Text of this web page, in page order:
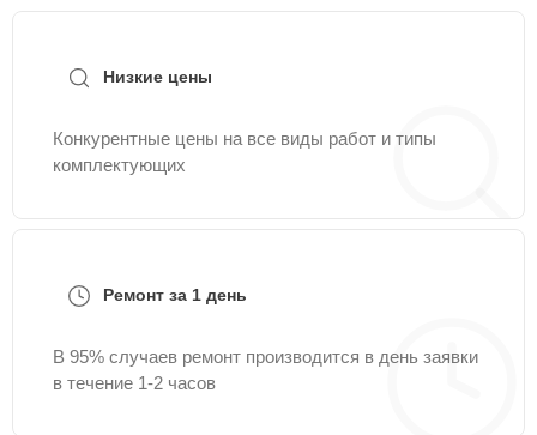
Низкие цены
Конкурентные цены на все виды работ и типы
комплектующих
Ремонт за 1 день
В 95% случаев ремонт производится в день заявки
в течение 1-2 часов